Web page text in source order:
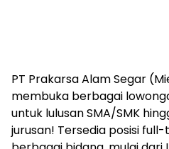
PT Prakarsa Alam Segar
membuka berbagai
untuk lulusan SMA/SMK
jurusan! Tersedia posisi